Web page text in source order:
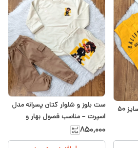
ست سه تیکه جین پسرانه سایز ۵۰
ست بلوز و شلوار کتان پسرانه مدل
اسپرت – مناسب فصول بهار و
تابستان سایز ۴۰ تا ۵۰
۸۵۰٬۰۰۰